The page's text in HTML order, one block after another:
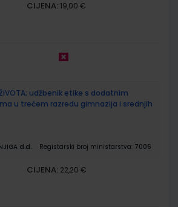
CIJENA: 19,00 €
ŽIVOTA; udžbenik etike s dodatnim
u trećem razredu gimnazija i srednjih
d.d. Registarski broj ministarstva: 7006
CIJENA: 22,20 €